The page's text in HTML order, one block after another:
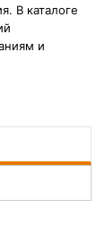
В каталоге
и